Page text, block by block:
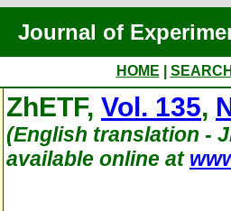
Journal of
HOME
ZhETF, Vol. 135,
(English translation -
available online at